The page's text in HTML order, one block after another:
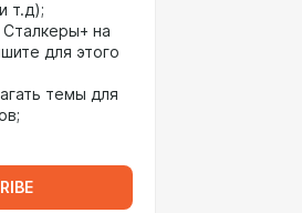
т.д);
на
для этого
темы для